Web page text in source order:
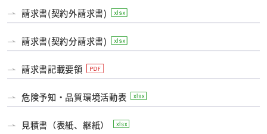
請求書(契約外請求書)
請求書(契約分請求書)
請求書記載要領
危険予知・品質環境活動表
見積書（表紙、継紙）